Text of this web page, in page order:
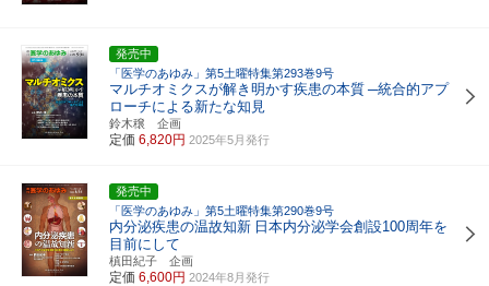
発売中
「医学のあゆみ」第5土曜特集第293巻9号
マルチオミクスが解き明かす疾患の本質 ─統合的アプ
ローチによる新たな知見
鈴木穣 企画
定価 6,820円 2025年5月発行
発売中
「医学のあゆみ」第5土曜特集第290巻9号
内分泌疾患の温故知新 日本内分泌学会創設100周年を
目前にして
槙田紀子 企画
定価 6,600円 2024年8月発行